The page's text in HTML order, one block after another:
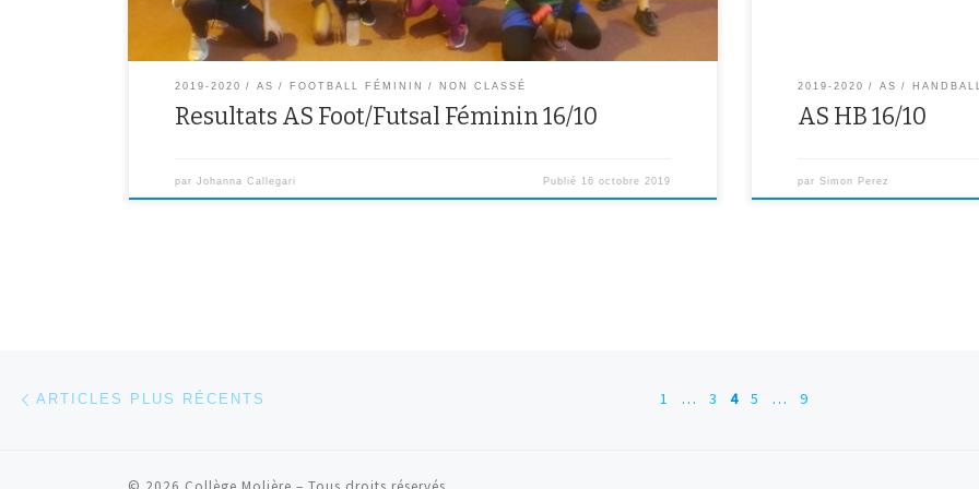
2019-2020 AS FOOTBALL FÉMININ NON CLASSÉ
Resultats AS Foot/Futsal Féminin 16/10
par Johanna Callegari Publié 16 octobre 2019
2019-2020 AS
AS HB 16/10
par Simon Perez
Navigation dans les articles
ARTICLES PLUS RÉCENTS 1 … 3 4 5 … 9